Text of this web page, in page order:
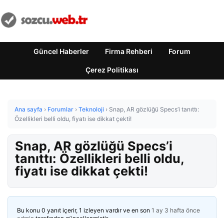
Güncel Haberler Firma Rehberi Forum
Çerez Politikası
Ana sayfa › Forumlar › Teknoloji › Snap, AR gözlüğü Specs’i tanıttı:
Özellikleri belli oldu, fiyatı ise dikkat çekti!
Snap, AR gözlüğü Specs’i
tanıttı: Özellikleri belli oldu,
fiyatı ise dikkat çekti!
Bu konu 0 yanıt içerir, 1 izleyen vardır ve en son 1 ay 3 hafta önce